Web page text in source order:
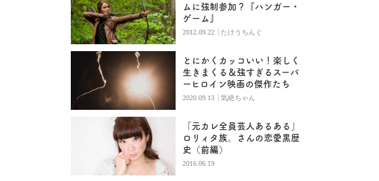
ムに強制参加？『ハンガー・
ゲーム』
2012.09.22 | たけうちんぐ
とにかくカッコいい！楽しく
生きまくる＆強すぎるスーパ
ーヒロイン映画の傑作たち
2020.09.13 | 気絶ちゃん
「元カレ全員芸人あるある」
ロリィタ族。さんの恋愛黒歴
史（前編）
2016.06.19